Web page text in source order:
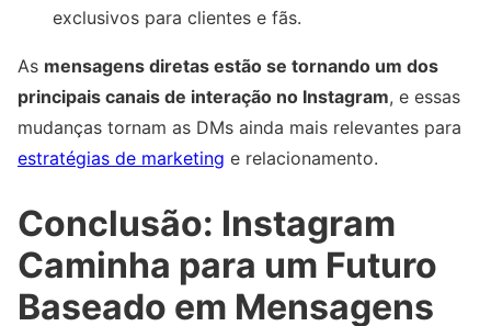
exclusivos para clientes e fãs.
As mensagens diretas estão se tornando um dos
principais canais de interação no Instagram, e essas
mudanças tornam as DMs ainda mais relevantes para
estratégias de marketing e relacionamento.
Conclusão: Instagram
Caminha para um Futuro
Baseado em Mensagens